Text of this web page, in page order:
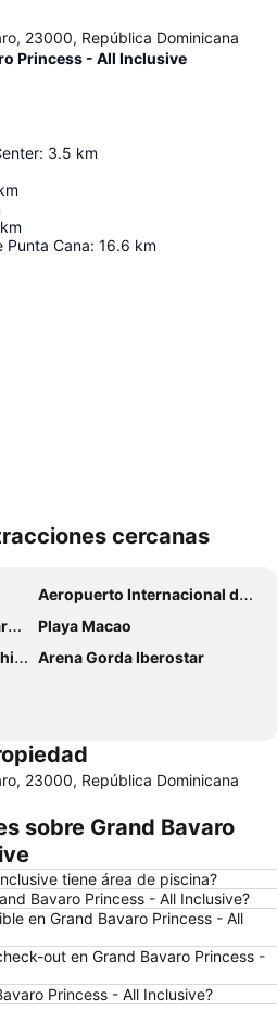
23000, República Dominicana
Princess - All Inclusive
: 3.5 km
km
Punta Cana: 16.6 km
cercanas
Aeropuerto Internacional de Punta Cana
Playa Macao
Arena Gorda Iberostar
23000, República Dominicana
sobre Grand Bavaro
tiene área de piscina?
Bavaro Princess - All Inclusive?
en Grand Bavaro Princess - All
out en Grand Bavaro Princess -
Princess - All Inclusive?